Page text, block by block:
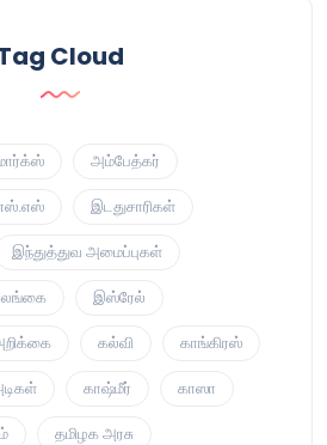
Cloud
அம்பேத்கர்
இடதுசாரிகள்
இந்துத்துவ அமைப்புகள்
இஸ்ரேல்
கல்வி காங்கிரஸ்
காஷ்மீர் காஸா
தமிழக அரசு